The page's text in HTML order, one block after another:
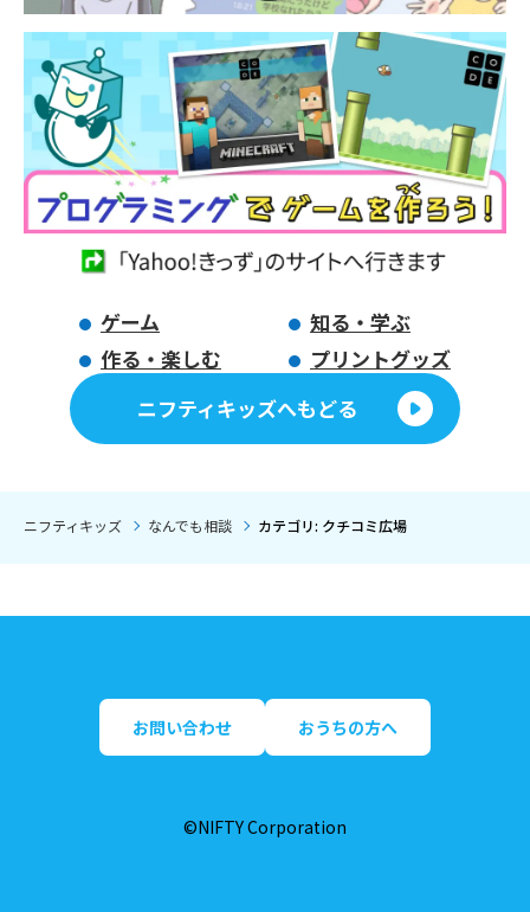
ゲーム
知る・学ぶ
作る・楽しむ
プリントグッズ
ニフティキッズへもどる
ニフティキッズ なんでも相談 カテゴリ: クチコミ広場
お問い合わせ おうちの方へ
©NIFTY Corporation